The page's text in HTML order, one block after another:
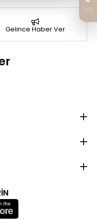
Gelince Haber Ver